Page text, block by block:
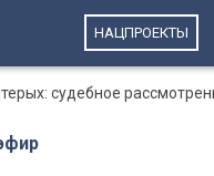
НАЦПРОЕКТЫ
судебное